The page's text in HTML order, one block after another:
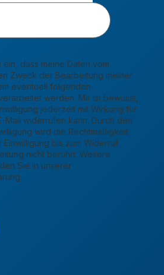
ein, dass meine Daten vom
Zweck der Bearbeitung meiner
eventuell folgenden
werden. Mir ist bewusst,
jederzeit mit Wirkung für
Mail widerrufen kann. Durch den
wird die Rechtmäßigkeit
bis zum Widerruf
nicht berührt. Weitere
Sie in unserer